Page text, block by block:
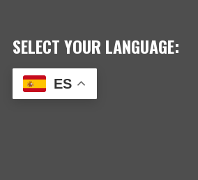
SELECT YOUR LANGUAGE:
ES